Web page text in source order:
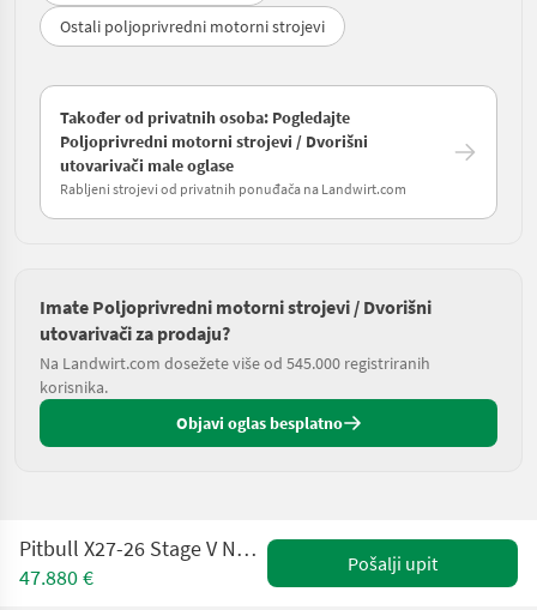
Ostali poljoprivredni motorni strojevi
Također od privatnih osoba: Pogledajte
Poljoprivredni motorni strojevi / Dvorišni
utovarivači male oglase
Rabljeni strojevi od privatnih ponuđača na Landwirt.com
Imate Poljoprivredni motorni strojevi / Dvorišni
utovarivači za prodaju?
Na Landwirt.com dosežete više od 545.000 registriranih
korisnika.
Objavi oglas besplatno
Pitbull X27-26 Stage V NEU - Planetenachsen+Z-Kinematik
47.880 €
Pošalji upit